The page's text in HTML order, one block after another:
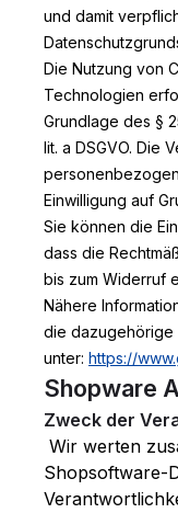
und damit
Die Nutzung von
Technologien
Grundlage des §
lit. a DSGVO. Die
Einwilligung auf
Sie können die
dass die
bis zum Widerruf
Nähere
die dazugehörige
unter: https://
Shopware
Zweck der
Wir werten
Shopsoftware-